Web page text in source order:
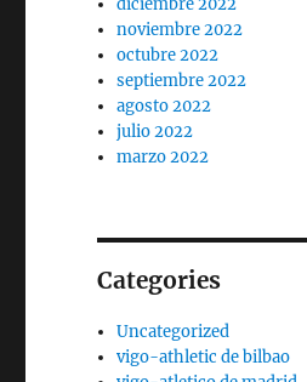
diciembre 2022
noviembre 2022
octubre 2022
septiembre 2022
agosto 2022
julio 2022
marzo 2022
Categories
Uncategorized
vigo-athletic de bilbao